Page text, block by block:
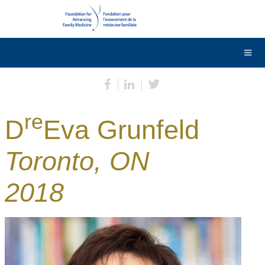
English
DreEva Grunfeld
Toronto, ON
2018